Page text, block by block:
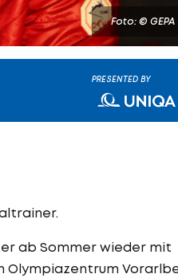
Foto: © GEPA
PRESENTED BY
ab Sommer wieder mit
Olympiazentrum